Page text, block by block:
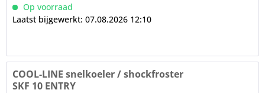
Op voorraad
Laatst bijgewerkt: 07.08.2026 12:10
COOL-LINE snelkoeler / shockfroster
SKF 10 ENTRY